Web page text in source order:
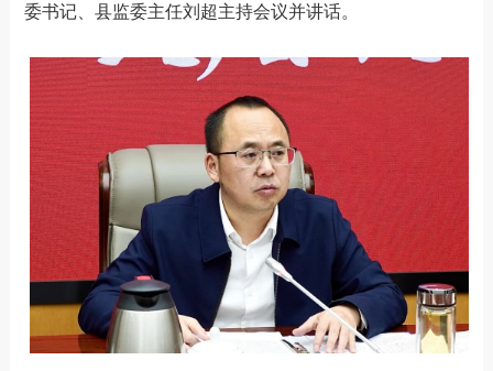
委书记、县监委主任刘超主持会议并讲话。